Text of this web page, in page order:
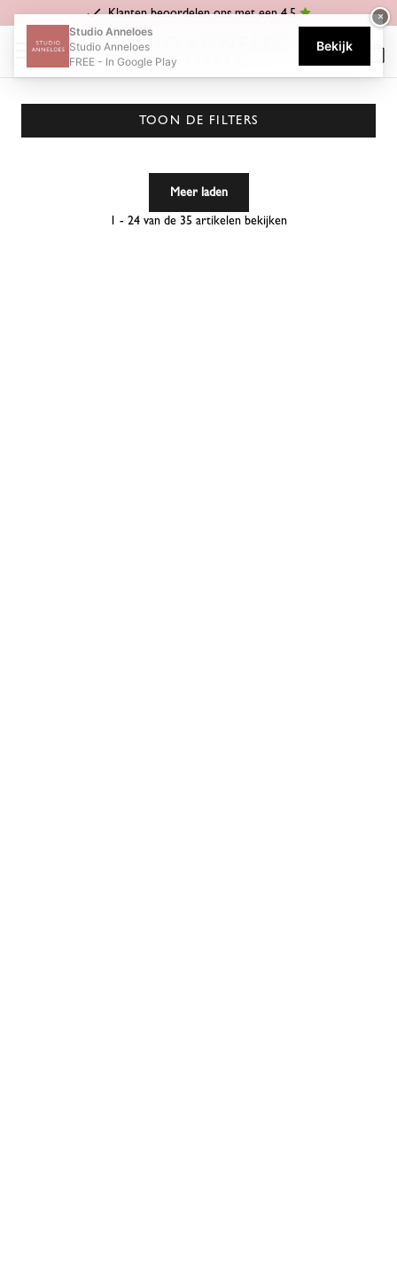
Klanten beoordelen ons met een 4.5
Home Shop Categorieën
TRUIEN & VESTEN
Meer laden
1 - 24 van de 35 artikelen bekijken
TOON DE FILTERS
×
Studio Anneloes
Studio Anneloes
FREE - In Google Play
Bekijk